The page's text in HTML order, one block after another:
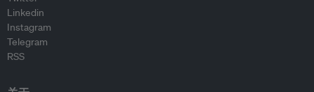
Linkedin
Instagram
Telegram
RSS